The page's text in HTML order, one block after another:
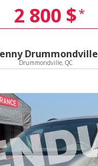
2 800 $*
Drummondville
Drummondville, QC